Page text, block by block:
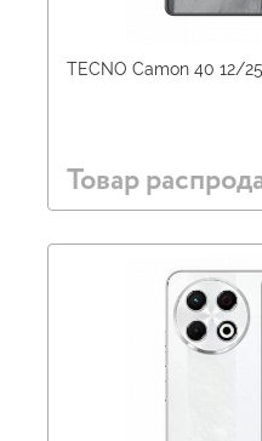
TECNO Camon 40 12/
Товар